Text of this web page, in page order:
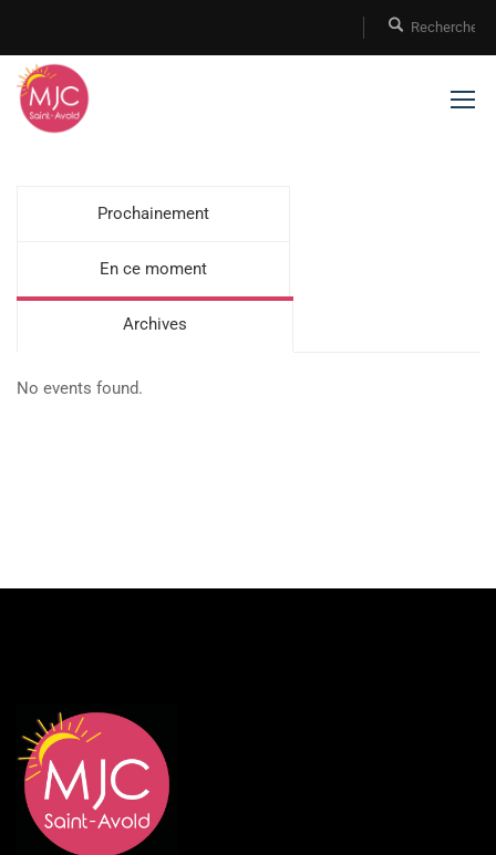
Prochainement
En ce moment
Archives
No events found.